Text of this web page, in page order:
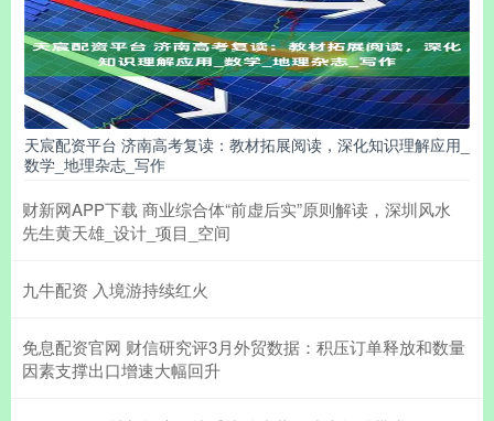
天宸配资平台 济南高考复读：教材拓展阅读，深化知识理解应用_
数学_地理杂志_写作
财新网APP下载 商业综合体“前虚后实”原则解读，深圳风水
先生黄天雄_设计_项目_空间
九牛配资 入境游持续红火
免息配资官网 财信研究评3月外贸数据：积压订单释放和数量
因素支撑出口增速大幅回升